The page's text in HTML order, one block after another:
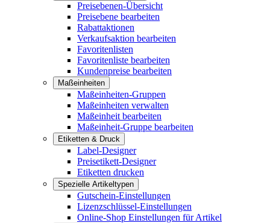
Preisebenen-Übersicht
Preisebene bearbeiten
Rabattaktionen
Verkaufsaktion bearbeiten
Favoritenlisten
Favoritenliste bearbeiten
Kundenpreise bearbeiten
Maßeinheiten
Maßeinheiten-Gruppen
Maßeinheiten verwalten
Maßeinheit bearbeiten
Maßeinheit-Gruppe bearbeiten
Etiketten & Druck
Label-Designer
Preisetikett-Designer
Etiketten drucken
Spezielle Artikeltypen
Gutschein-Einstellungen
Lizenzschlüssel-Einstellungen
Online-Shop Einstellungen für Artikel